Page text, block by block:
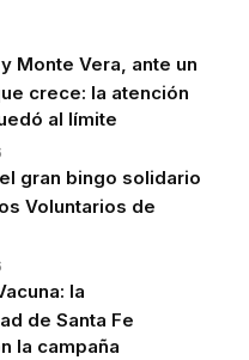
Monte Vera, ante un
crece: la atención
al límite
gran bingo solidario
Voluntarios de
la
de Santa Fe
la campaña